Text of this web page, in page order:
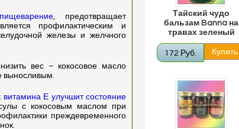
Тайский чудо
бальзам Banna на
травах зеленый
172 Руб.
, предотвращает
профилактическим и
железы и желчного
вес – кокосовое масло
выносливым.
витамина Е улучшит состояние
с кокосовым маслом при
преждевременного